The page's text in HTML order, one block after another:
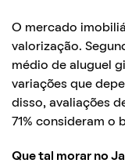
O mercado
valorização.
médio de aluguel
variações que
disso, avaliações
71% consideram o
Que tal morar no